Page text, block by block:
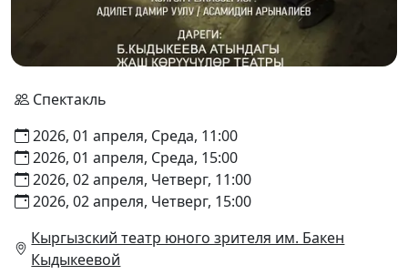
Спектакль
2026, 01 апреля, Среда, 11:00
2026, 01 апреля, Среда, 15:00
2026, 02 апреля, Четверг, 11:00
2026, 02 апреля, Четверг, 15:00
Кыргызский театр юного зрителя им. Бакен
Кыдыкеевой